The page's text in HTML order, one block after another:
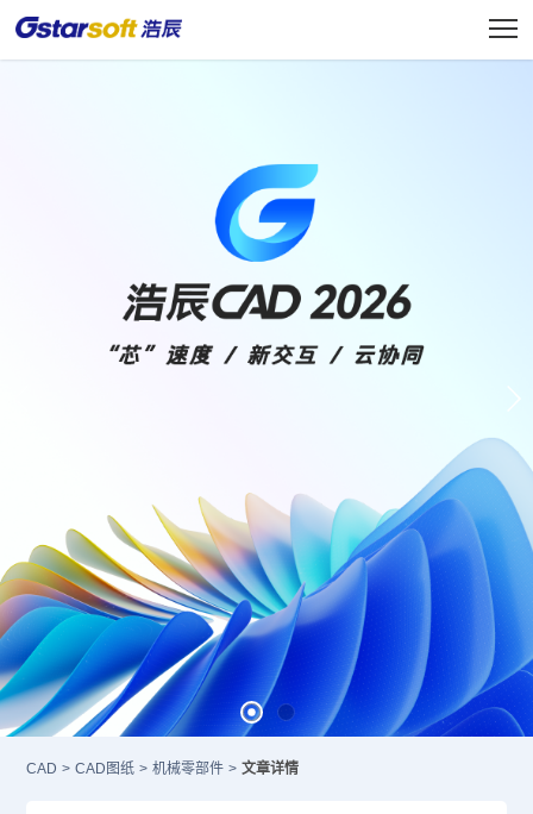
CAD > CAD图纸 > 机械零部件 > 文章详情